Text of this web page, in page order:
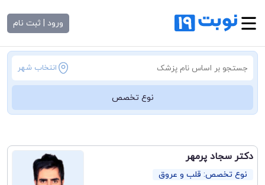
ورود | ثبت نام
انتخاب شهر
نوع تخصص
دکتر سجاد پرمهر
نوع تخصص: قلب و عروق